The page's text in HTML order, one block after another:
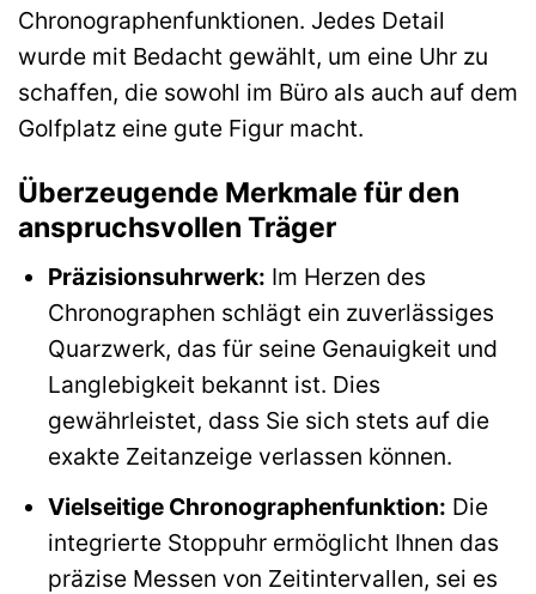
Chronographenfunktionen. Jedes Detail
wurde mit Bedacht gewählt, um eine Uhr zu
schaffen, die sowohl im Büro als auch auf dem
Golfplatz eine gute Figur macht.
Überzeugende Merkmale für den
anspruchsvollen Träger
Präzisionsuhrwerk: Im Herzen des
Chronographen schlägt ein zuverlässiges
Quarzwerk, das für seine Genauigkeit und
Langlebigkeit bekannt ist. Dies
gewährleistet, dass Sie sich stets auf die
exakte Zeitanzeige verlassen können.
Vielseitige Chronographenfunktion: Die
integrierte Stoppuhr ermöglicht Ihnen das
präzise Messen von Zeitintervallen, sei es